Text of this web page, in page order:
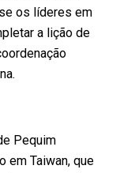
os líderes em
a lição de
Pequim
em Taiwan, que